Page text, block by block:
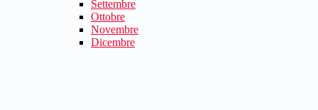
Settembre
Ottobre
Novembre
Dicembre